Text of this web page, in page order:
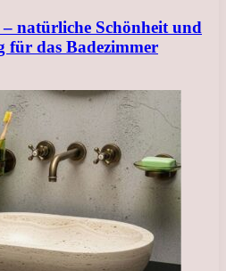
– natürliche Schönheit und
für das Badezimmer